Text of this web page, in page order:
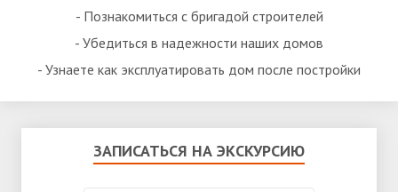
- Познакомиться с бригадой строителей
- Убедиться в надежности наших домов
- Узнаете как эксплуатировать дом после постройки
ЗАПИСАТЬСЯ НА ЭКСКУРСИЮ